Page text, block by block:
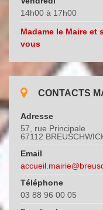
14h00 à 17h00
Madame le Maire
vous
CONTACTS
Adresse
57, rue Principale
67112
Email
Téléphone
03 88 96 00 05